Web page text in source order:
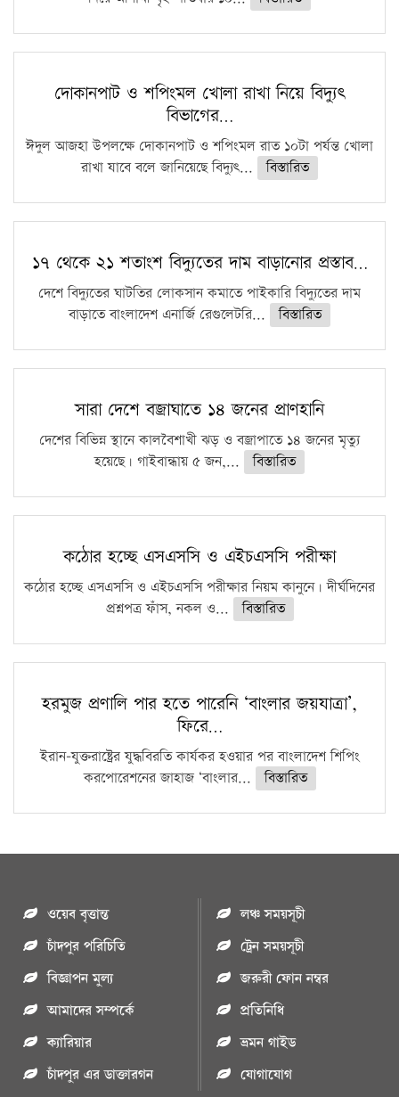
দোকানপাট ও শপিংমল খোলা রাখা নিয়ে বিদ্যুৎ
বিভাগের…
ঈদুল আজহা উপলক্ষে দোকানপাট ও শপিংমল রাত ১০টা পর্যন্ত খোলা
রাখা যাবে বলে জানিয়েছে বিদ্যুৎ...
বিস্তারিত
১৭ থেকে ২১ শতাংশ বিদ্যুতের দাম বাড়ানোর প্রস্তাব…
দেশে বিদ্যুতের ঘাটতির লোকসান কমাতে পাইকারি বিদ্যুতের দাম
বাড়াতে বাংলাদেশ এনার্জি রেগুলেটরি...
বিস্তারিত
সারা দেশে বজ্রাঘাতে ১৪ জনের প্রাণহানি
দেশের বিভিন্ন স্থানে কালবৈশাখী ঝড় ও বজ্রাপাতে ১৪ জনের মৃত্যু
হয়েছে। গাইবান্ধায় ৫ জন,...
বিস্তারিত
কঠোর হচ্ছে এসএসসি ও এইচএসসি পরীক্ষা
কঠোর হচ্ছে এসএসসি ও এইচএসসি পরীক্ষার নিয়ম কানুনে। দীর্ঘদিনের
প্রশ্নপত্র ফাঁস, নকল ও...
বিস্তারিত
হরমুজ প্রণালি পার হতে পারেনি ‘বাংলার জয়যাত্রা’,
ফিরে…
ইরান-যুক্তরাষ্ট্রের যুদ্ধবিরতি কার্যকর হওয়ার পর বাংলাদেশ শিপিং
করপোরেশনের জাহাজ ‘বাংলার...
বিস্তারিত
ওয়েব বৃত্তান্ত
চাঁদপুর পরিচিতি
বিজ্ঞাপন মুল্য
আমাদের সম্পর্কে
ক্যারিয়ার
চাঁদপুর এর ডাক্তারগন
লঞ্চ সময়সূচী
ট্রেন সময়সূচী
জরুরী ফোন নম্বর
প্রতিনিধি
ভ্রমন গাইড
যোগাযোগ